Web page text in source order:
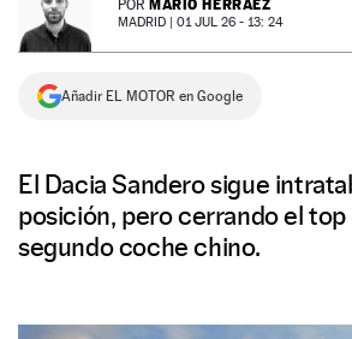
NEWSLETTER
SÍGUENOS
POR MARIO HERRÁEZ
MADRID | 01 JUL 26 - 13: 24
Añadir EL MOTOR en Google
El Dacia Sandero sigue
posición, pero cerrando el top
segundo coche chino.